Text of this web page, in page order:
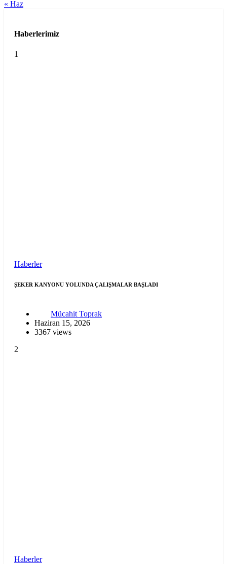
« Haz
Haberlerimiz
1
Haberler
ŞEKER KANYONU YOLUNDA ÇALIŞMALAR BAŞLADI
Mücahit Toprak
Haziran 15, 2026
3367 views
2
Haberler